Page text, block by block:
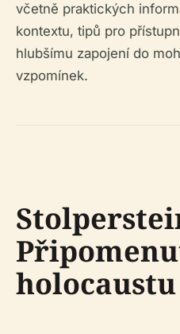
včetně praktických
kontextu, tipů pro
hlubšímu zapojení do
vzpomínek.
holocaustu